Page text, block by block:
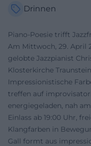
Drinnen
Piano-Poesie trifft
Am Mittwoch, 29. April
gelobte Jazzpianist
Klosterkirche
Impressionistische
treffen auf
energiegeladen, nah
Einlass ab 19:00 Uhr,
Klangfarben in
Gall formt aus